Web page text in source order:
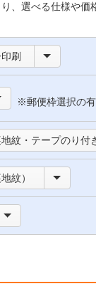
、選べる仕様や価
刷
※郵便枠選択の
紋・テープのり付
紋）